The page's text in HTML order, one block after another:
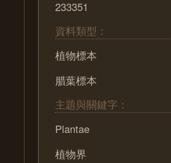
233351
資料類型：
植物標本
腊葉標本
主題與關鍵字：
Plantae
植物界